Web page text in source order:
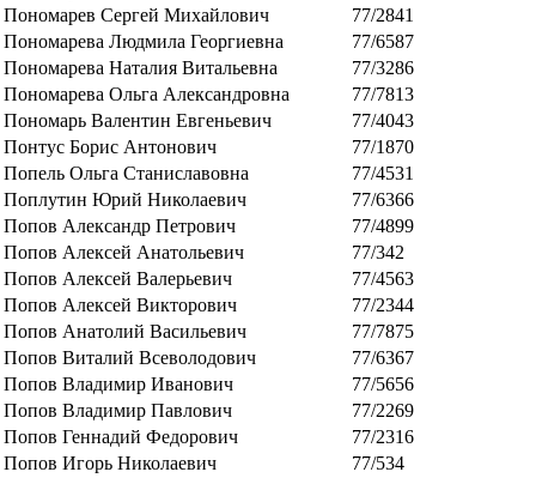
Пономарев Сергей Михайлович
77/2841
Пономарева Людмила Георгиевна
77/6587
Пономарева Наталия Витальевна
77/3286
Пономарева Ольга Александровна
77/7813
Пономарь Валентин Евгеньевич
77/4043
Понтус Борис Антонович
77/1870
Попель Ольга Станиславовна
77/4531
Поплутин Юрий Николаевич
77/6366
Попов Александр Петрович
77/4899
Попов Алексей Анатольевич
77/342
Попов Алексей Валерьевич
77/4563
Попов Алексей Викторович
77/2344
Попов Анатолий Васильевич
77/7875
Попов Виталий Всеволодович
77/6367
Попов Владимир Иванович
77/5656
Попов Владимир Павлович
77/2269
Попов Геннадий Федорович
77/2316
Попов Игорь Николаевич
77/534